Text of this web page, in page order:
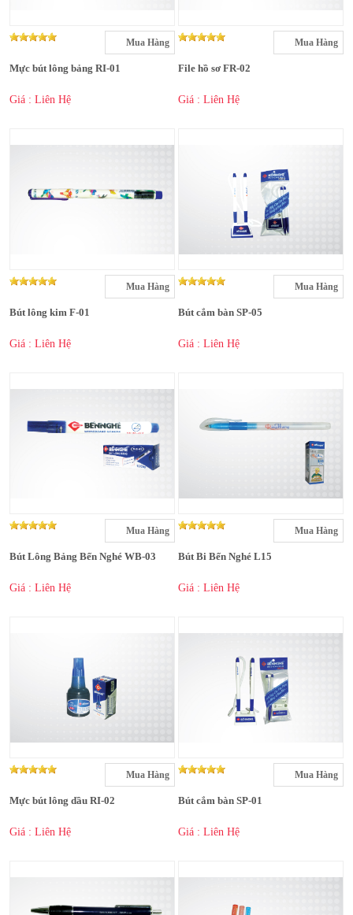
Mua Hàng
Mực bút lông bảng RI-01
Giá : Liên Hệ
Mua Hàng
File hồ sơ FR-02
Giá : Liên Hệ
Mua Hàng
Bút lông kim F-01
Giá : Liên Hệ
Mua Hàng
Bút cắm bàn SP-05
Giá : Liên Hệ
Mua Hàng
Bút Lông Bảng Bến Nghé WB-03
Giá : Liên Hệ
Mua Hàng
Bút Bi Bến Nghé L15
Giá : Liên Hệ
Mua Hàng
Mực bút lông dầu RI-02
Giá : Liên Hệ
Mua Hàng
Bút cắm bàn SP-01
Giá : Liên Hệ